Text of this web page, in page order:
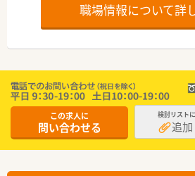
職場情報について詳
この求人に
問い合わせる
検討リストに
追加